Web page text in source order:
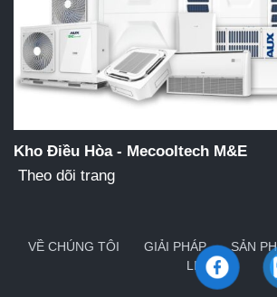
Kho Điều Hòa - Mecooltech M&E
Theo dõi trang
VỀ CHÚNG TÔI GIẢI PHÁP SẢN
LIÊN HỆ